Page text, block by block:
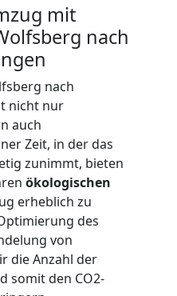
mit
nach
nach
nicht nur
auch
Zeit, in der das
zunimmt, bieten
ökologischen
erheblich zu
des
von
die Anzahl der
somit den CO2-